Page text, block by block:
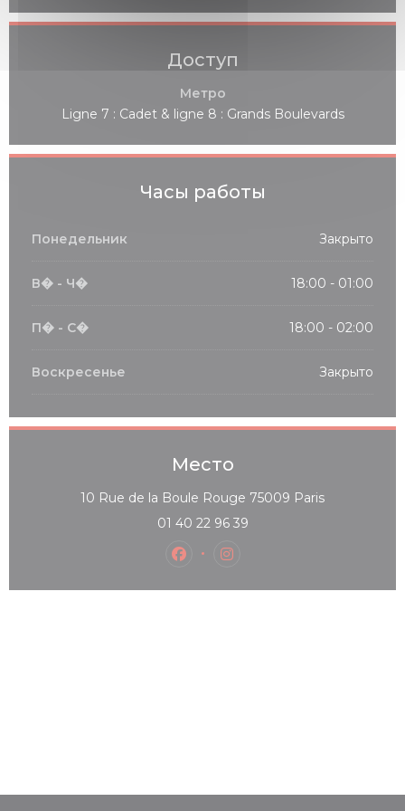
Доступ
Метро
Ligne 7 : Cadet & ligne 8 : Grands Boulevards
Часы работы
Понедельник Закрыто
В� - Ч� 18:00 - 01:00
П� - С� 18:00 - 02:00
Воскресенье Закрыто
Место
10 Rue de la Boule Rouge 75009 Paris
01 40 22 96 39
Facebook ((открывается в
Instagram